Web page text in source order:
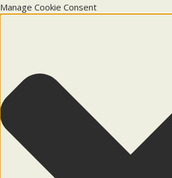
Manage Cookie Consent